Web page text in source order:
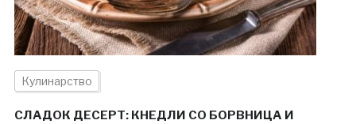
Кулинарство
СЛАДОК ДЕСЕРТ: КНЕДЛИ СО БОРВНИЦА И